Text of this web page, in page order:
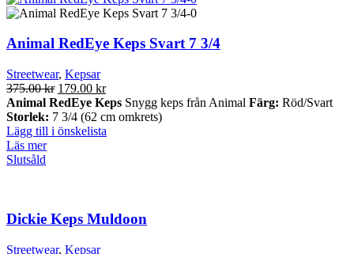
Animal RedEye Keps Svart 7 3/4
Streetwear, Kepsar
375.00kr Det
ursprungliga
priset
var:
179.00 krDet
nuvarande
priset
är:
Animal RedEye Keps Snygg keps från Animal Färg: Röd/Svart
Storlek: 7 3/4 (62 cm omkrets)
Lägg till i önskelista
Läs mer
Slutsåld
Dickie Keps Muldoon
Streetwear, Kepsar